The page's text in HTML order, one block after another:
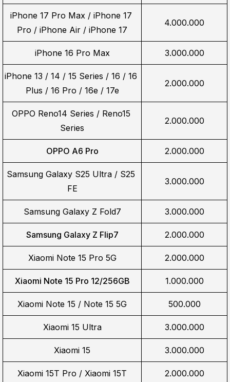
iPhone 17 Pro Max / iPhone 17
Pro / iPhone Air / iPhone 17
4.000.000
iPhone 16 Pro Max 3.000.000
iPhone 13 / 14 / 15 Series / 16 / 16
Plus / 16 Pro / 16e / 17e
2.000.000
OPPO Reno14 Series / Reno15
Series
2.000.000
OPPO A6 Pro 2.000.000
Samsung Galaxy S25 Ultra / S25
FE
3.000.000
Samsung Galaxy Z Fold7 3.000.000
Samsung Galaxy Z Flip7 2.000.000
Xiaomi Note 15 Pro 5G 2.000.000
Xiaomi Note 15 Pro 12/256GB 1.000.000
Xiaomi Note 15 / Note 15 5G 500.000
Xiaomi 15 Ultra 3.000.000
Xiaomi 15 3.000.000
Xiaomi 15T Pro / Xiaomi 15T 2.000.000